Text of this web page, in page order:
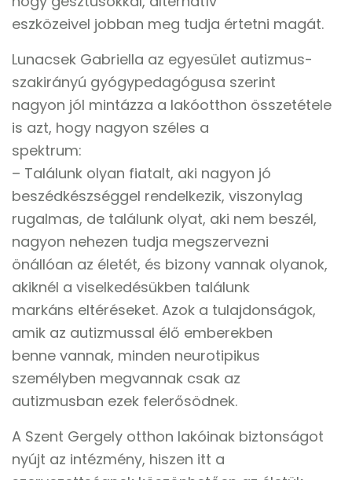
eszközeivel jobban meg tudja értetni magát.
Lunacsek Gabriella az egyesület autizmus-
szakirányú gyógypedagógusa szerint
nagyon jól mintázza a lakóotthon összetétele
is azt, hogy nagyon széles a
spektrum:
– Találunk olyan fiatalt, aki nagyon jó
beszédkészséggel rendelkezik, viszonylag
rugalmas, de találunk olyat, aki nem beszél,
nagyon nehezen tudja megszervezni
önállóan az életét, és bizony vannak olyanok,
akiknél a viselkedésükben találunk
markáns eltéréseket. Azok a tulajdonságok,
amik az autizmussal élő emberekben
benne vannak, minden neurotipikus
személyben megvannak csak az
autizmusban ezek felerősödnek.
A Szent Gergely otthon lakóinak biztonságot
nyújt az intézmény, hiszen itt a